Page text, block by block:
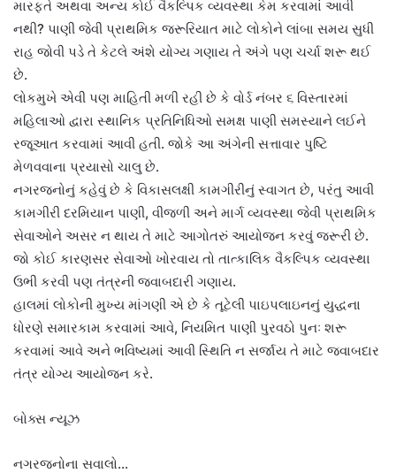
મારફતે અથવા અન્ય કોઈ વૈકલ્પિક વ્યવસ્થા કેમ કરવામાં આવી
નથી? પાણી જેવી પ્રાથમિક જરૂરિયાત માટે લોકોને લાંબા સમય સુધી
રાહ જોવી પડે તે કેટલે અંશે યોગ્ય ગણાય તે અંગે પણ ચર્ચા શરૂ થઈ
છે.
લોકમુખે એવી પણ માહિતી મળી રહી છે કે વોર્ડ નંબર ૬ વિસ્તારમાં
મહિલાઓ દ્વારા સ્થાનિક પ્રતિનિધિઓ સમક્ષ પાણી સમસ્યાને લઈને
રજૂઆત કરવામાં આવી હતી. જોકે આ અંગેની સત્તાવાર પુષ્ટિ
મેળવવાના પ્રયાસો ચાલુ છે.
નગરજનોનું કહેવું છે કે વિકાસલક્ષી કામગીરીનું સ્વાગત છે, પરંતુ આવી
કામગીરી દરમિયાન પાણી, વીજળી અને માર્ગ વ્યવસ્થા જેવી પ્રાથમિક
સેવાઓને અસર ન થાય તે માટે આગોતરું આયોજન કરવું જરૂરી છે.
જો કોઈ કારણસર સેવાઓ ખોરવાય તો તાત્કાલિક વૈકલ્પિક વ્યવસ્થા
ઉભી કરવી પણ તંત્રની જવાબદારી ગણાય.
હાલમાં લોકોની મુખ્ય માંગણી એ છે કે તૂટેલી પાઇપલાઇનનું યુદ્ધના
ધોરણે સમારકામ કરવામાં આવે, નિયમિત પાણી પુરવઠો પુનઃ શરૂ
કરવામાં આવે અને ભવિષ્યમાં આવી સ્થિતિ ન સર્જાય તે માટે જવાબદાર
તંત્ર યોગ્ય આયોજન કરે.
બોક્સ ન્યૂઝ
નગરજનોના સવાલો…